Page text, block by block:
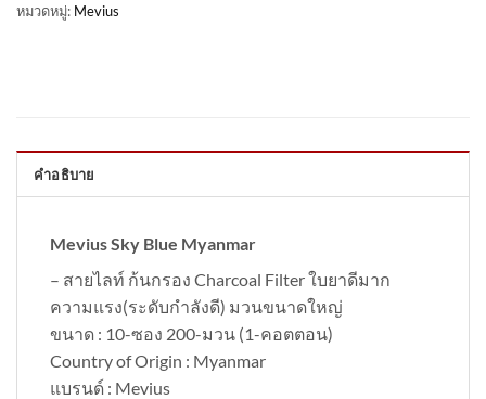
หมวดหมู่: Mevius
คำอธิบาย
Mevius Sky Blue Myanmar
– สายไลท์ ก้นกรอง Charcoal Filter ใบยาดีมาก
ความแรง(ระดับกำลังดี) มวนขนาดใหญ่
ขนาด : 10-ซอง 200-มวน (1-คอตตอน)
Country of Origin : Myanmar
แบรนด์ : Mevius